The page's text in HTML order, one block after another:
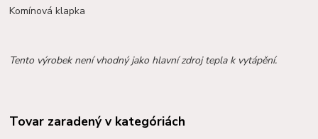
Komínová klapka
Tento výrobek není vhodný jako hlavní zdroj tepla k vytápění.
Tovar zaradený v kategóriách